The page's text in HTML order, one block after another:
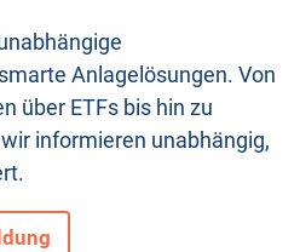
Anlagelösungen. Von
über ETFs bis hin zu
informieren unabhängig,